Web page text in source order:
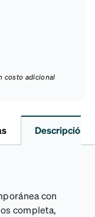
costo adicional
Descripción
con
completa,